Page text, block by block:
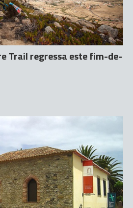
Trail regressa este fim-de-